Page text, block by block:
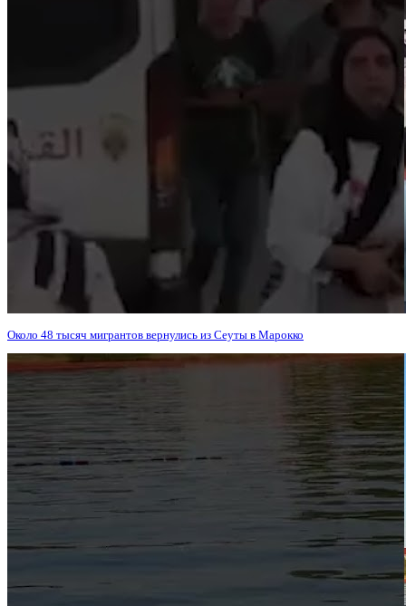
Около 48 тысяч мигрантов вернулись из Сеуты в Марокко